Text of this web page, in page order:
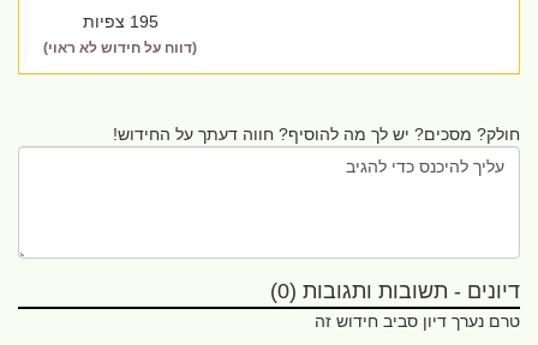
195 צפיות
(דווח על חידוש לא ראוי)
חולק? מסכים? יש לך מה להוסיף? חווה דעתך על החידוש!
דיונים - תשובות ותגובות (0)
טרם נערך דיון סביב חידוש זה